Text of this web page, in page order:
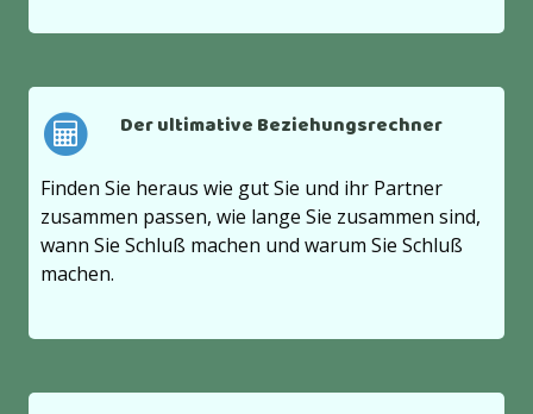
Der ultimative Beziehungsrechner
Finden Sie heraus wie gut Sie und ihr Partner
zusammen passen, wie lange Sie zusammen sind,
wann Sie Schluß machen und warum Sie Schluß
machen.